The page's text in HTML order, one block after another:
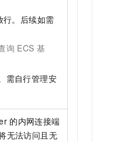
行。后续如需
询 ECS 基
需自行管理安
的内网连接端
无法访问且无